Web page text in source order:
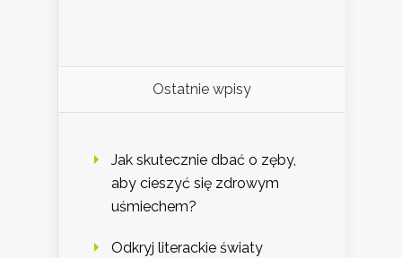
Ostatnie wpisy
Jak skutecznie dbać o zęby,
aby cieszyć się zdrowym
uśmiechem?
Odkryj literackie światy